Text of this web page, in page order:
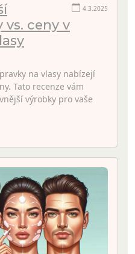
4.3.2025
ceny v
na vlasy nabízejí
Tato recenze vám
výrobky pro vaše